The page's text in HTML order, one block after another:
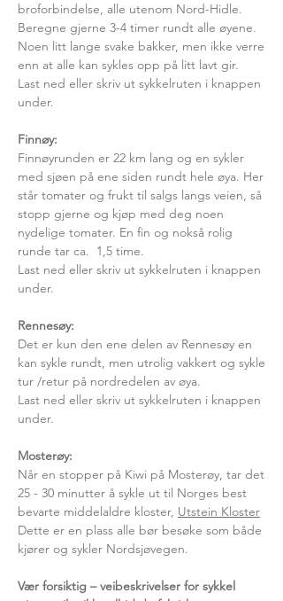
broforbindelse, alle utenom Nord-Hidle.
Beregne gjerne 3-4 timer rundt alle øyene.
Noen litt lange svake bakker, men ikke verre
enn at alle kan sykles opp på litt lavt gir.
Last ned eller skriv ut sykkelruten i knappen
under.
Finnøy:
Finnøyrunden er 22 km lang og en sykler
med sjøen på ene siden rundt hele øya. Her
står tomater og frukt til salgs langs veien, så
stopp gjerne og kjøp med deg noen
nydelige tomater. En fin og nokså rolig
runde tar ca. 1,5 time.
Last ned eller skriv ut sykkelruten i knappen
under.
Rennesøy:
Det er kun den ene delen av Rennesøy en
kan sykle rundt, men utrolig vakkert og sykle
tur /retur på nordredelen av øya.
Last ned eller skriv ut sykkelruten i knappen
under.
Mosterøy:
Når en stopper på Kiwi på Mosterøy, tar det
25 - 30 minutter å sykle ut til Norges best
bevarte middelaldre kloster, Utstein Kloster
Dette er en plass alle bør besøke som både
kjører og sykler Nordsjøvegen.
Vær forsiktig – veibeskrivelser for sykkel